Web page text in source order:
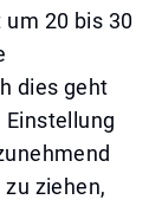
20 bis 30
dies geht
ziehen,